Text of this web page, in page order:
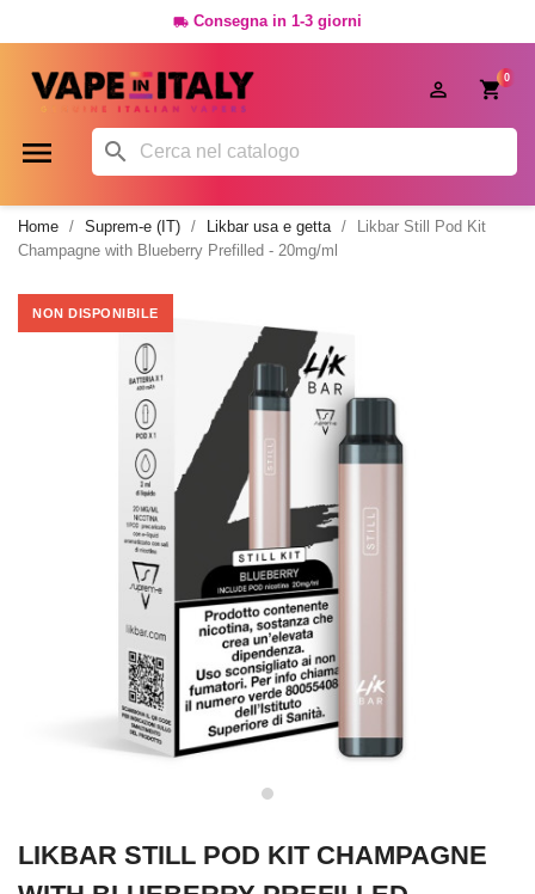
 Consegna in 1-3 giorni
0

 
Home Suprem-e (IT) Likbar usa e getta
Likbar Still Pod Kit
Champagne with Blueberry Prefilled - 20mg/ml
NON DISPONIBILE
LIKBAR STILL POD KIT CHAMPAGNE